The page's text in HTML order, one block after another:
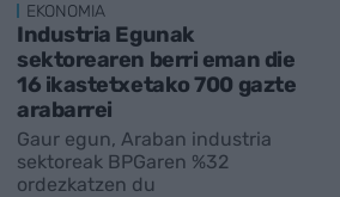
EKONOMIA
Industria Egunak
sektorearen berri eman die
16 ikastetxetako 700 gazte
arabarrei
Gaur egun, Araban industria
sektoreak BPGaren %32
ordezkatzen du